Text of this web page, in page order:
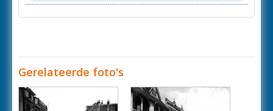
Gerelateerde foto's